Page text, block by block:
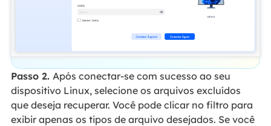
Passo 2. Após conectar-se com sucesso ao seu
dispositivo Linux, selecione os arquivos excluídos
que deseja recuperar. Você pode clicar no filtro para
exibir apenas os tipos de arquivo desejados. Se você